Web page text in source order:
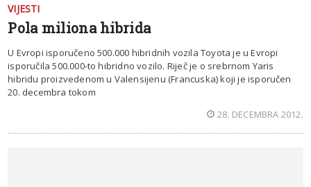
VIJESTI
Pola miliona hibrida
U Evropi isporučeno 500.000 hibridnih vozila Toyota je u Evropi
isporučila 500.000-to hibridno vozilo. Riječ je o srebrnom Yaris
hibridu proizvedenom u Valensijenu (Francuska) koji je isporučen
20. decembra tokom
28. DECEMBRA 2012.